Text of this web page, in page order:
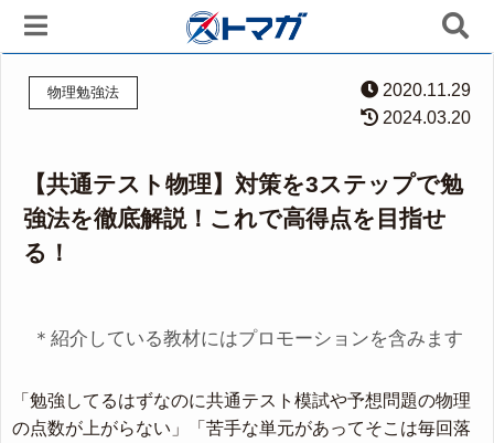
物理勉強法
2020.11.29
2024.03.20
【共通テスト物理】対策を3ステップで勉
強法を徹底解説！これで高得点を目指せ
る！
＊紹介している教材にはプロモーションを含みます
「勉強してるはずなのに共通テスト模試や予想問題の物理
の点数が上がらない」「苦手な単元があってそこは毎回落